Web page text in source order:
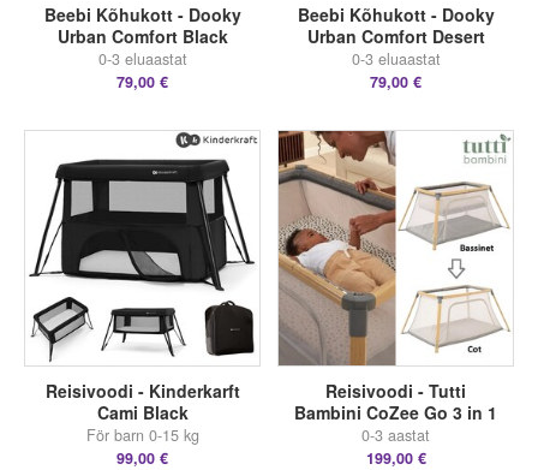
Beebi Kõhukott - Dooky
Urban Comfort Black
0-3 eluaastat
79,00 €
Beebi Kõhukott - Dooky
Urban Comfort Desert
0-3 eluaastat
79,00 €
Reisivoodi - Kinderkarft
Cami Black
För barn 0-15 kg
99,00 €
Reisivoodi - Tutti
Bambini CoZee Go 3 in 1
0-3 aastat
199,00 €